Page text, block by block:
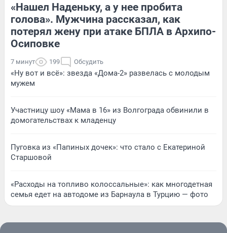
«Нашел Наденьку, а у нее пробита
голова». Мужчина рассказал, как
потерял жену при атаке БПЛА в Архипо-
Осиповке
7 минут 199 Обсудить
«Ну вот и всё»: звезда «Дома-2» развелась с молодым
мужем
Участницу шоу «Мама в 16» из Волгограда обвинили в
домогательствах к младенцу
Пуговка из «Папиных дочек»: что стало с Екатериной
Старшовой
«Расходы на топливо колоссальные»: как многодетная
семья едет на автодоме из Барнаула в Турцию — фото